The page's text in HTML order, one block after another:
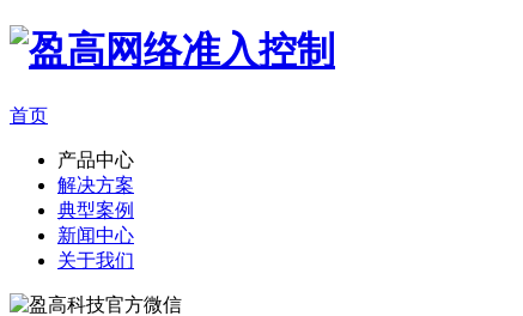
首页
产品中心
解决方案
典型案例
新闻中心
关于我们